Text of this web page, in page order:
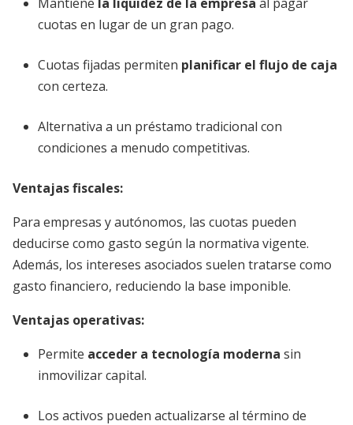
cuotas en lugar de un gran pago.
Cuotas fijadas permiten planificar el flujo de caja
con certeza.
Alternativa a un préstamo tradicional con
condiciones a menudo competitivas.
Ventajas fiscales:
Para empresas y autónomos, las cuotas pueden
deducirse como gasto según la normativa vigente.
Además, los intereses asociados suelen tratarse como
gasto financiero, reduciendo la base imponible.
Ventajas operativas:
Permite acceder a tecnología moderna sin
inmovilizar capital.
Los activos pueden actualizarse al término de